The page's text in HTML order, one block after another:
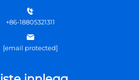
+86-18805321311
[email protected]